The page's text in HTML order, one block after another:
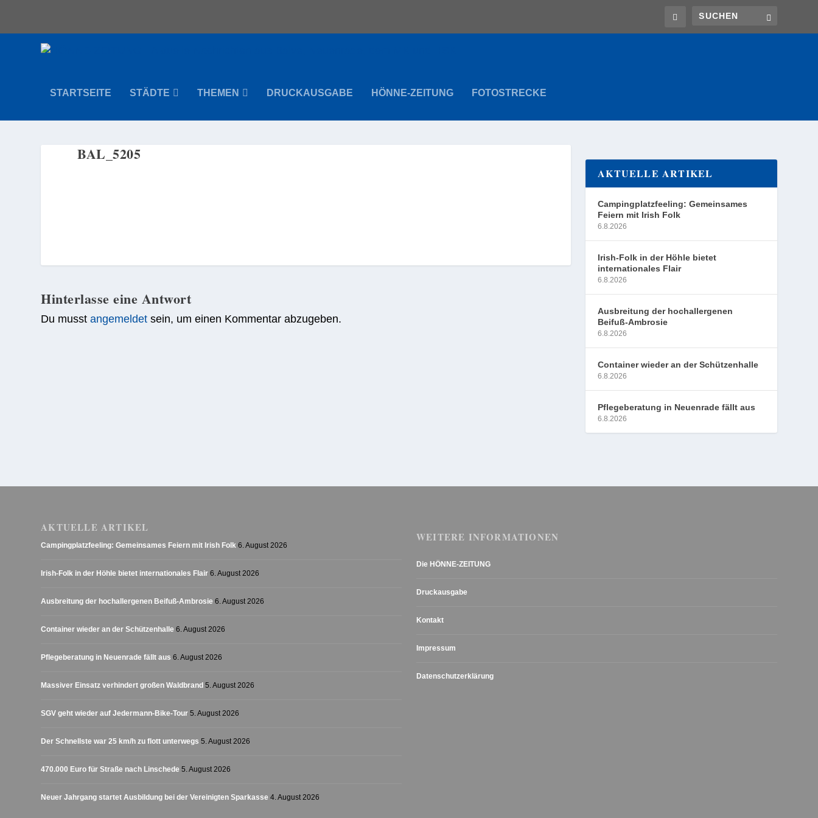
STARTSEITE STÄDTE THEMEN DRUCKAUSGABE HÖNNE-ZEITUNG FOTOSTRECKE
BAL_5205
Hinterlasse eine Antwort
Du musstangemeldet sein, um einen Kommentar abzugeben.
AKTUELLE ARTIKEL
Campingplatzfeeling: Gemeinsames
Feiern mit Irish Folk
6.8.2026
Irish-Folk in der Höhle bietet
internationales Flair
6.8.2026
Ausbreitung der hochallergenen
Beifuß-Ambrosie
6.8.2026
Container wieder an der Schützenhalle
6.8.2026
Pflegeberatung in Neuenrade fällt aus
6.8.2026
AKTUELLE ARTIKEL
Campingplatzfeeling: Gemeinsames Feiern mit Irish Folk 6. August 2026
Irish-Folk in der Höhle bietet internationales Flair 6. August 2026
Ausbreitung der hochallergenen Beifuß-Ambrosie 6. August 2026
Container wieder an der Schützenhalle 6. August 2026
Pflegeberatung in Neuenrade fällt aus 6. August 2026
Massiver Einsatz verhindert großen Waldbrand 5. August 2026
SGV geht wieder auf Jedermann-Bike-Tour 5. August 2026
Der Schnellste war 25 km/h zu flott unterwegs 5. August 2026
470.000 Euro für Straße nach Linschede 5. August 2026
Neuer Jahrgang startet Ausbildung bei der Vereinigten Sparkasse 4. August 2026
WEITERE INFORMATIONEN
Die HÖNNE-ZEITUNG
Druckausgabe
Kontakt
Impressum
Datenschutzerklärung